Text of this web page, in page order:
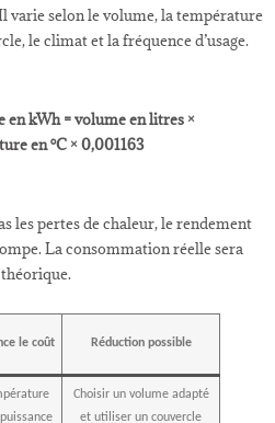
varie selon le volume, la température
le climat et la fréquence d’usage.
en kWh = volume en litres ×
en °C × 0,001163
les pertes de chaleur, le rendement
La consommation réelle sera
le coût Réduction possible
Choisir un volume adapté
et utiliser un couvercle